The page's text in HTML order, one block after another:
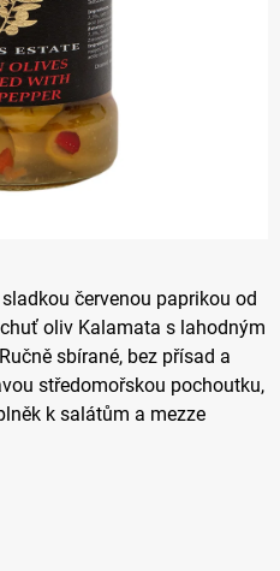
červenou paprikou od
oliv Kalamata s lahodným
sbírané, bez přísad a
středomořskou pochoutku,
k salátům a mezze